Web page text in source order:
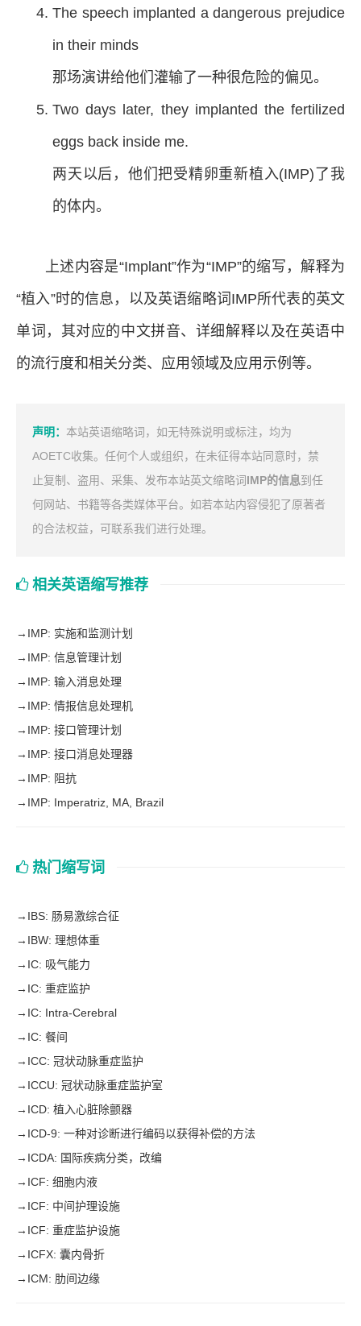
The speech implanted a dangerous prejudice
in their minds
那场演讲给他们灌输了一种很危险的偏见。
Two days later, they implanted the fertilized
eggs back inside me.
两天以后，他们把受精卵重新植入(IMP)了我
的体内。
上述内容是“Implant”作为“IMP”的缩写，解释为
“植入”时的信息，以及英语缩略词IMP所代表的英文
单词，其对应的中文拼音、详细解释以及在英语中
的流行度和相关分类、应用领域及应用示例等。
声明： 本站英语缩略词，如无特殊说明或标注，均为
AOETC收集。任何个人或组织，在未征得本站同意时，禁
止复制、盗用、采集、发布本站英文缩略词IMP的信息到任
何网站、书籍等各类媒体平台。如若本站内容侵犯了原著者
的合法权益，可联系我们进行处理。
相关英语缩写推荐
→ IMP: 实施和监测计划
→ IMP: 信息管理计划
→ IMP: 输入消息处理
→ IMP: 情报信息处理机
→ IMP: 接口管理计划
→ IMP: 接口消息处理器
→ IMP: 阻抗
→ IMP: Imperatriz, MA, Brazil
热门缩写词
→ IBS: 肠易激综合征
→ IBW: 理想体重
→ IC: 吸气能力
→ IC: 重症监护
→ IC: Intra-Cerebral
→ IC: 餐间
→ ICC: 冠状动脉重症监护
→ ICCU: 冠状动脉重症监护室
→ ICD: 植入心脏除颤器
→ ICD-9: 一种对诊断进行编码以获得补偿的方法
→ ICDA: 国际疾病分类，改编
→ ICF: 细胞内液
→ ICF: 中间护理设施
→ ICF: 重症监护设施
→ ICFX: 囊内骨折
→ ICM: 肋间边缘